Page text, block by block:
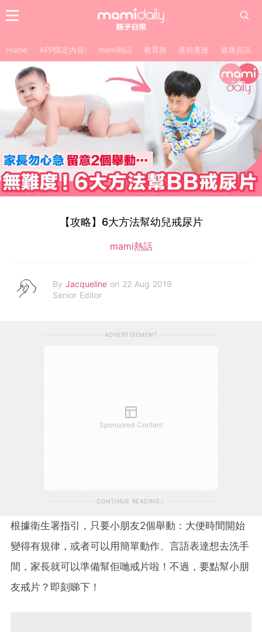
Home APP限定內容! mami熱話 教育路 產前產後 健康資訊
【攻略】6大方法幫幼兒戒尿片
mami熱話
By Jacqueline on 22 Aug 2019
Senior Editor
ADVERTISEMENT
Sponsored Content
CONTINUE READING
根據衛生署指引，只要小朋友2個舉動：大便時間開始
變得有規律，或者可以用簡單動作、言語表達想去洗手
間，家長就可以準備幫佢哋戒片啦！不過，要點幫小朋
友戒片？即刻睇下！